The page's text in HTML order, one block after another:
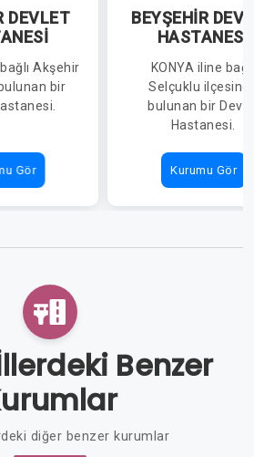
DEVLET
Akşehir
bir
Gör
BEYŞEHİR
HASTANESİ
KONYA iline
Selçuklu
bulunan bir
Hastanesi.
Kurumu Gör
Benzer
diğer benzer kurumlar